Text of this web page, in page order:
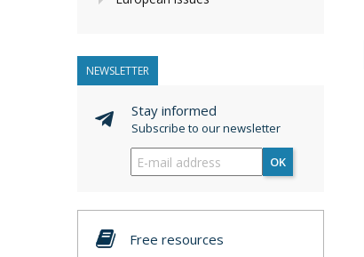
NEWSLETTER
Stay informed
Subscribe to our newsletter
OK
Free resources